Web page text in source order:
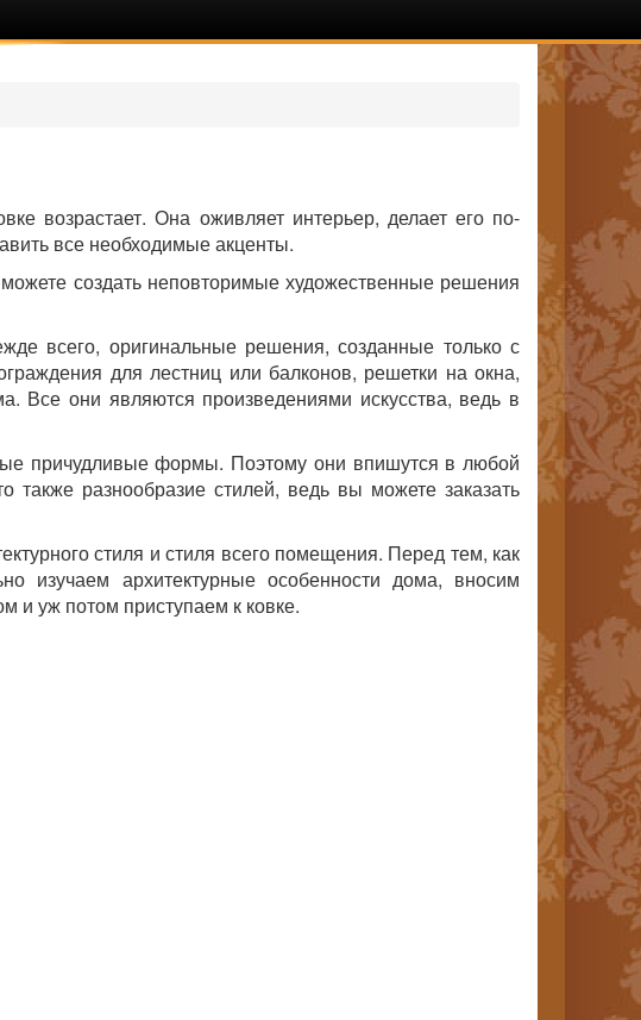
возрастает. Она оживляет интерьер, делает его по-
все необходимые акценты.
создать неповторимые художественные решения
всего, оригинальные решения, созданные только с
для лестниц или балконов, решетки на окна,
Все они являются произведениями искусства, ведь в
причудливые формы. Поэтому они впишутся в любой
также разнообразие стилей, ведь вы можете заказать
стиля и стиля всего помещения. Перед тем, как
изучаем архитектурные особенности дома, вносим
и уж потом приступаем к ковке.